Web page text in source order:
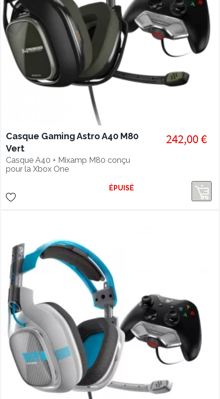
Casque Gaming Astro A40 M80
Vert
Casque A40 + Mixamp M80 conçu
pour la Xbox One
242,00 €
ÉPUISÉ